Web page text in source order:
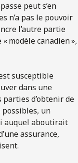
peut s’en
n’a pas le pouvoir
l’autre partie
modèle canadien »,
susceptible
dans une
d’obtenir de
possibles, un
auquel aboutirait
assurance,